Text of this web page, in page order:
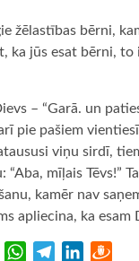
žēlastības bērni,
ka jūs esat bērni,
– “Garā. un
pie pašiem
viņu sirdī,
mīļais Tēvs!”
kamēr nav
apliecina, ka esam
Copy WhatsApp
TelegramLinkedIn